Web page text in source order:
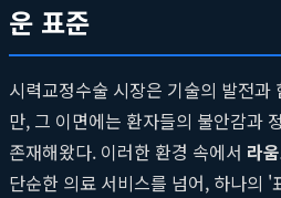
운 표준
시력교정수술 시장은 기술의 발전과
만, 그 이면에는 환자들의 불안감과
존재해왔다. 이러한 환경 속에서 라
단순한 의료 서비스를 넘어, 하나의